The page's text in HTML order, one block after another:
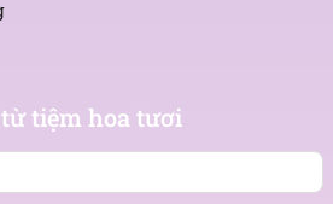
tiệm hoa tươi